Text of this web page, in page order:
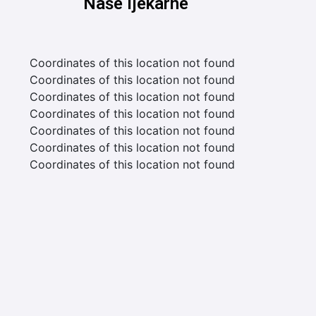
Coordinates of this location not found
Coordinates of this location not found
Coordinates of this location not found
Coordinates of this location not found
Coordinates of this location not found
Coordinates of this location not found
Coordinates of this location not found